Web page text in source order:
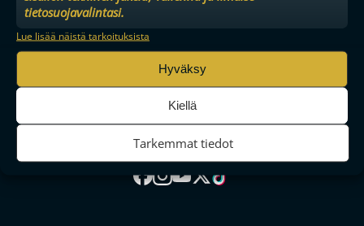
tietosuojavalintasi.
Lue lisää näistä tarkoituksista
Hyväksy
Kiellä
Tarkemmat tiedot
MAAILMAN VIIHDYTTÄVINTÄ SALIBANDYA
SEURAA MEITÄ SOMESSA